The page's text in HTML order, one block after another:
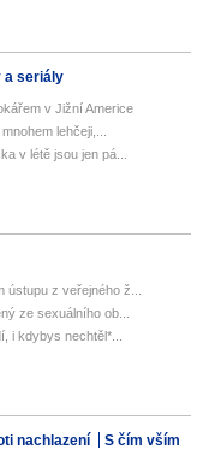
a seriály
v Jižní Americe
lehčeji,...
v létě jsou jen pá...
ústupu z veřejného ž...
ze sexuálního ob...
i kdybys nechtěl*...
nachlazení
S čím vším